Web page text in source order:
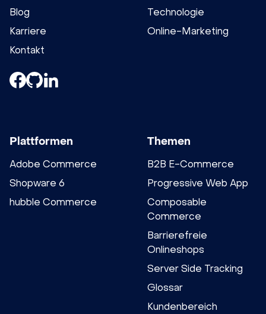
Blog
Karriere
Kontakt
Technologie
Online-Marketing
Plattformen
Adobe Commerce
Shopware 6
hubble Commerce
Themen
B2B E-Commerce
Progressive Web App
Composable
Commerce
Barrierefreie
Onlineshops
Server Side Tracking
Glossar
Kundenbereich